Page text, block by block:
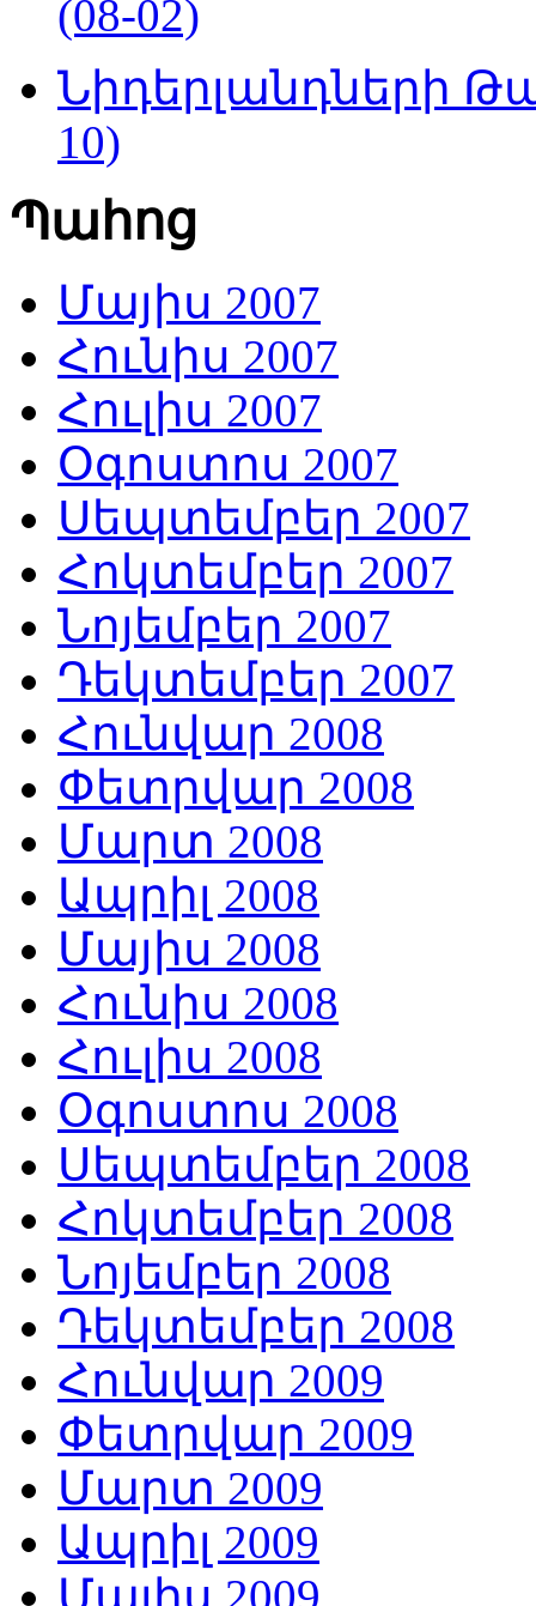
(08-02)
Նիդերլանդների
10)
Պահոց
Մայիս 2007
Հունիս 2007
Հուլիս 2007
Օգոստոս 2007
Սեպտեմբեր 2007
Հոկտեմբեր 2007
Նոյեմբեր 2007
Դեկտեմբեր 2007
Հունվար 2008
Փետրվար 2008
Մարտ 2008
Ապրիլ 2008
Մայիս 2008
Հունիս 2008
Հուլիս 2008
Օգոստոս 2008
Սեպտեմբեր 2008
Հոկտեմբեր 2008
Նոյեմբեր 2008
Դեկտեմբեր 2008
Հունվար 2009
Փետրվար 2009
Մարտ 2009
Ապրիլ 2009